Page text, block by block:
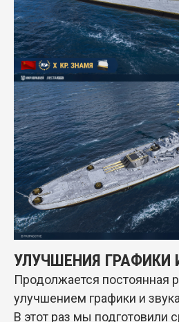
УЛУЧШЕНИЯ ГРАФИКИ
Продолжается постоянная
улучшением графики и
В этот раз мы подготовили